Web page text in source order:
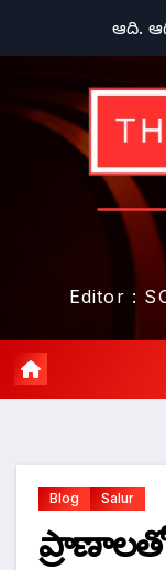
ఆది.
Editor :
Blog Salur